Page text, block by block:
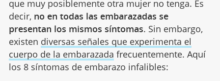
que muy posiblemente otra mujer no tenga. Es
decir, no en todas las embarazadas se
presentan los mismos síntomas. Sin embargo,
existen diversas señales que experimenta el
cuerpo de la embarazada frecuentemente. Aquí
los 8 síntomas de embarazo infalibles: